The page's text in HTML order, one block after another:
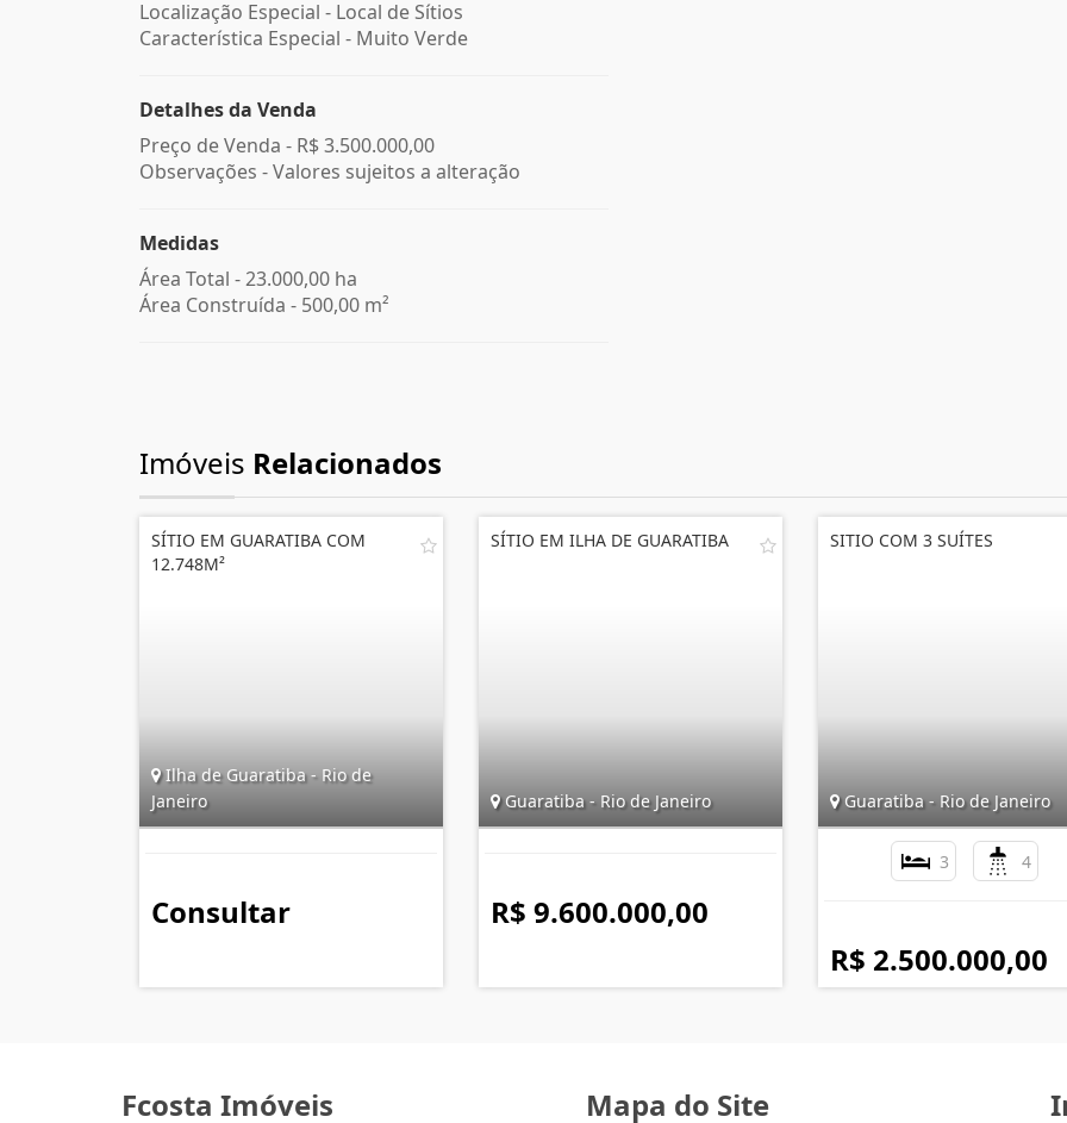
Localização Especial - Local de Sítios
Característica Especial - Muito Verde
Detalhes da Venda
Preço de Venda - R$ 3.500.000,00
Observações - Valores sujeitos a alteração
Medidas
Área Total - 23.000,00 ha
Área Construída - 500,00 m²
Imóveis Relacionados
SÍTIO EM GUARATIBA COM
12.748M²
Ilha de Guaratiba - Rio de
Janeiro
Consultar
SÍTIO EM ILHA DE GUARATIBA
Guaratiba - Rio de Janeiro
R$ 9.600.000,00
SITIO COM 3 SUÍTES
Guaratiba - Rio de Janeiro
3 4
R$ 2.500.000,00
Fcosta Imóveis Mapa do Site